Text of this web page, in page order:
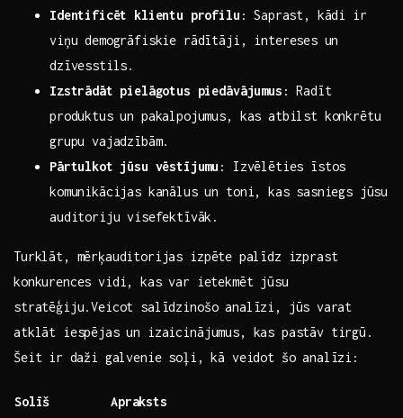
Identificēt klientu ‍profilu : ⁢Saprast, kādi ‌ir
viņu demogrāfiskie​ rādītāji, intereses⁢ un
dzīvesstils.
Izstrādāt pielāgotus piedāvājumus :⁤ Radīt
produktus un pakalpojumus, kas‌ atbilst‍ konkrētu
grupu vajadzībām.
Pārtulkot​ jūsu‍ vēstījumu : Izvēlēties īstos ​
komunikācijas kanālus un toni, ⁢kas sasniegs jūsu
auditoriju visefektīvāk.
Turklāt, ​mērķauditorijas izpēte⁣ palīdz izprast
konkurences vidi, kas var⁤ ietekmēt jūsu⁤
stratēģiju.Veicot salīdzinošo analīzi, jūs⁢ varat
atklāt iespējas un izaicinājumus,​ kas pastāv tirgū.
Šeit ir⁣ daži galvenie soļi, kā veidot šo analīzi:
Solīš Apraksts